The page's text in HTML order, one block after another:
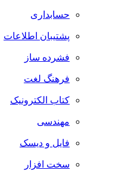
حسابداری
پشتیبان اطلاعات
فشرده ساز
فرهنگ لغت
کتاب الکترونیک
مهندسی
فایل و دیسک
سخت افزار